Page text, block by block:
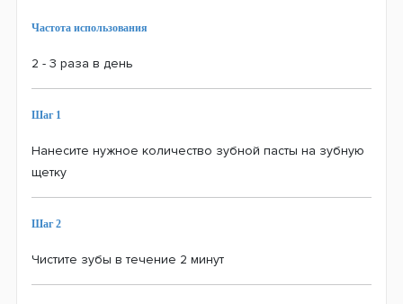
Частота использования
2 - 3 раза в день
Шаг 1
Нанесите нужное количество зубной пасты на зубную
щетку
Шаг 2
Чистите зубы в течение 2 минут